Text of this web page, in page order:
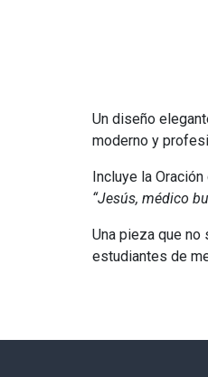
Un diseño
moderno y
Incluye la
“Jesús, médico
Una pieza que
estudiantes de